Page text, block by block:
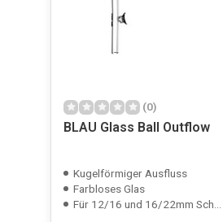
(0)
BLAU Glass Ball Outflow
Kugelförmiger Ausfluss
Farbloses Glas
Für 12/16 und 16/22mm Schlauch